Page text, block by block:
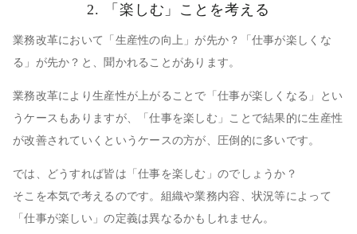
2. 「楽しむ」ことを考える
業務改革において「生産性の向上」が先か？「仕事が楽しくな
る」が先か？と、聞かれることがあります。
業務改革により生産性が上がることで「仕事が楽しくなる」とい
うケースもありますが、「仕事を楽しむ」ことで結果的に生産性
が改善されていくというケースの方が、圧倒的に多いです。
では、どうすれば皆は「仕事を楽しむ」のでしょうか？
そこを本気で考えるのです。組織や業務内容、状況等によって
「仕事が楽しい」の定義は異なるかもしれません。